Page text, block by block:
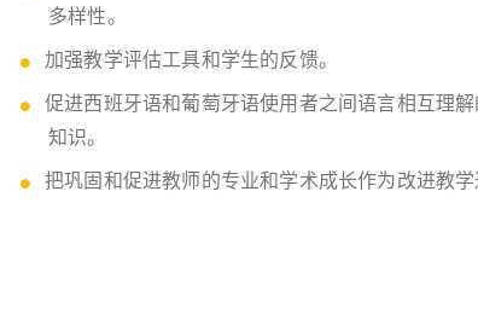
多样性。
加强教学评估工具和学生的反馈。
促进西班牙语和葡萄牙语使用者之间语言相互理
知识。
把巩固和促进教师的专业和学术成长作为改进教学